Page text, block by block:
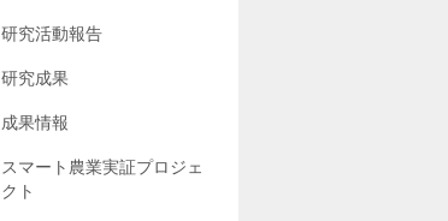
研究活動報告
研究成果
成果情報
スマート農業実証プロジェ
クト